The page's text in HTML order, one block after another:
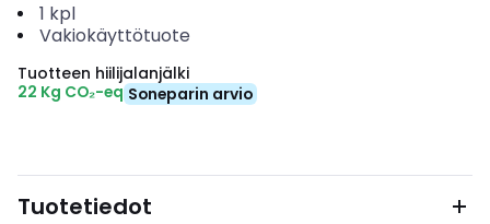
1 kpl
Vakiokäyttötuote
Tuotteen hiilijalanjälki
22 Kg CO₂-eq Soneparin arvio
Tuotetiedot